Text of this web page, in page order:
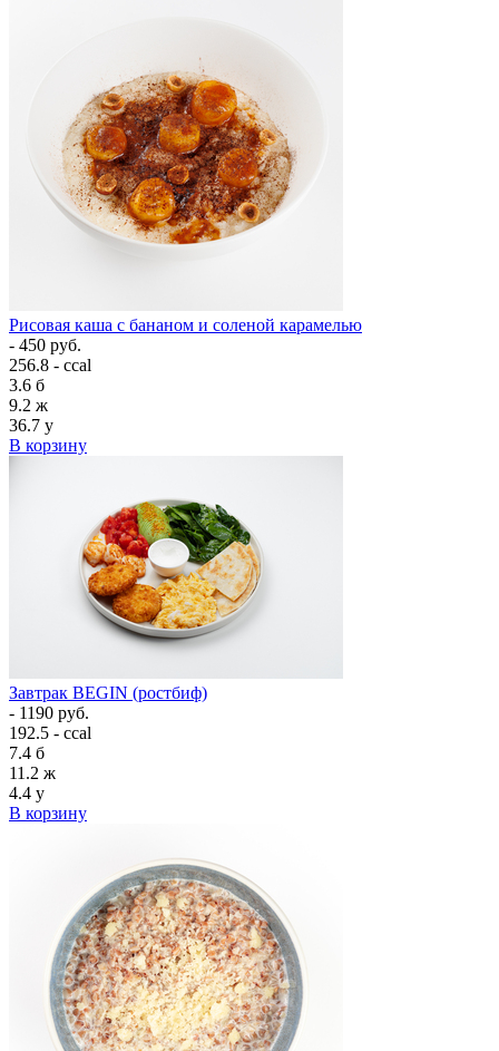
Рисовая каша с бананом и соленой карамелью
- 450 руб.
256.8 - ccal
3.6 б
9.2 ж
36.7 у
В корзину
Завтрак BEGIN (ростбиф)
- 1190 руб.
192.5 - ccal
7.4 б
11.2 ж
4.4 у
В корзину